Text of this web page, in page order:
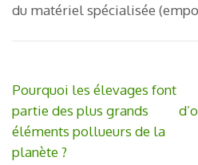
du matériel spécialisée
Navigation
de
l’article
Pourquoi les élevages font
partie des plus grands
éléments pollueurs de la
planète ?